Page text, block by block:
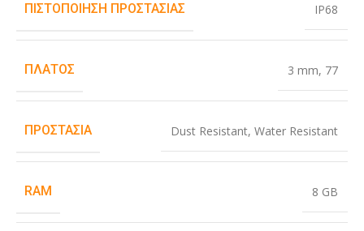
ΠΙΣΤΟΠΟΊΗΣΗ ΠΡΟΣΤΑΣΊΑΣ IP68
ΠΛΆΤΟΣ 3 mm, 77
ΠΡΟΣΤΑΣΊΑ Dust Resistant, Water Resistant
RAM 8 GB